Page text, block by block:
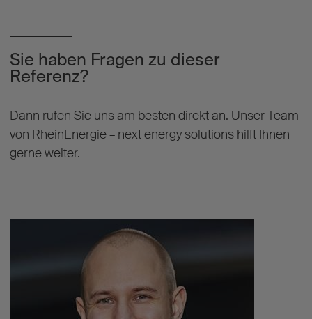
Sie haben Fragen zu dieser
Referenz?
Dann rufen Sie uns am besten direkt an. Unser Team
von RheinEnergie – next energy solutions hilft Ihnen
gerne weiter.